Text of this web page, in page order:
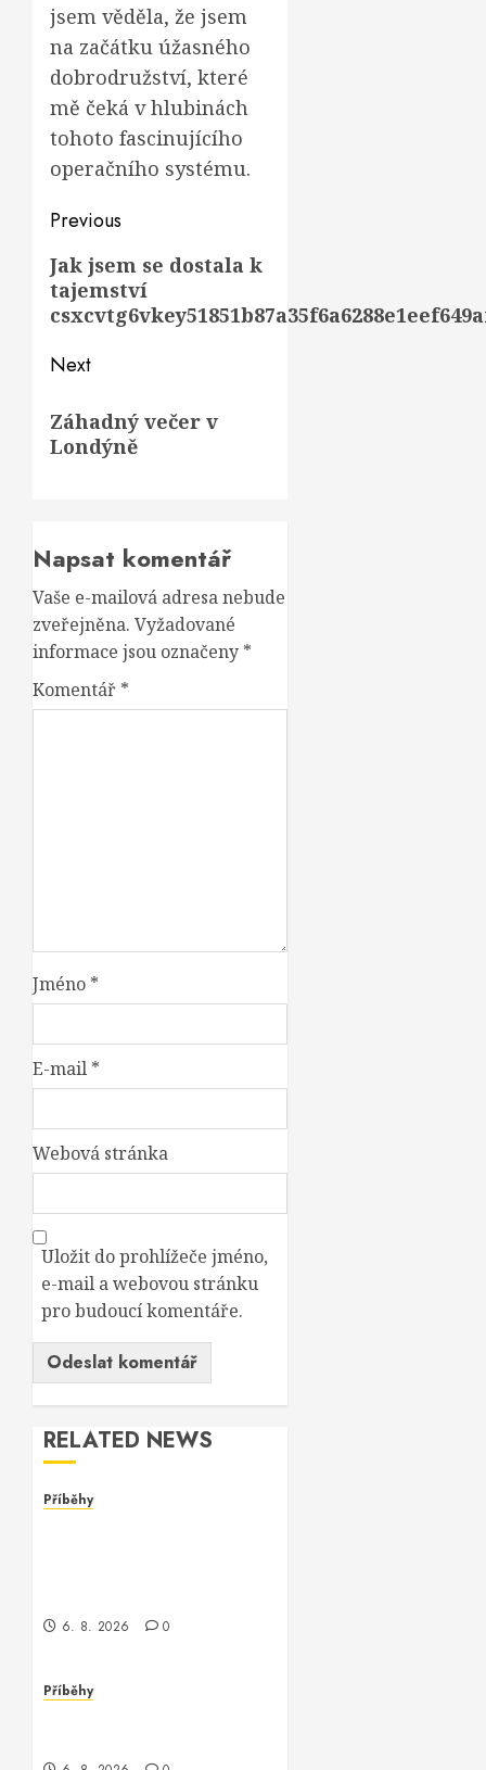
jsem věděla, že jsem
na začátku úžasného
dobrodružství, které
mě čeká v hlubinách
tohoto fascinujícího
operačního systému.
Post
navigation
Previous
Previous
post:
Jak jsem se dostala k
tajemství
Next
post:
Záhadný večer v
Londýně
Napsat komentář
Vaše e-mailová adresa nebude
zveřejněna. Vyžadované
informace jsou označeny *
Komentář *
Jméno *
E-mail *
Webová stránka
Uložit do prohlížeče jméno,
e-mail a webovou stránku
pro budoucí komentáře.
RELATED NEWS
Příběhy
6. 8. 2026 0
Příběhy